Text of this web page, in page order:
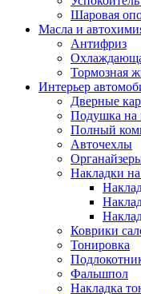
Шаровая
Масла и
Антифриз
Тормозная
Интерьер
Дверные
Подушка на
Полный
Авточехлы
Накладки
Коврики
Тонировка
Фальшпол
Накладка